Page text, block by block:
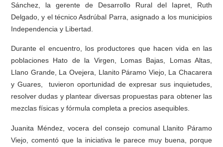
Sánchez, la gerente de Desarrollo Rural del Iapret, Ruth
Delgado, y el técnico Asdrúbal Parra, asignado a los municipios
Independencia y Libertad.
Durante el encuentro, los productores que hacen vida en las
poblaciones Hato de la Virgen, Lomas Bajas, Lomas Altas,
Llano Grande, La Ovejera, Llanito Páramo Viejo, La Chacarera
y Guares, tuvieron oportunidad de expresar sus inquietudes,
resolver dudas y plantear diversas propuestas para obtener las
mezclas físicas y fórmula completa a precios asequibles.
Juanita Méndez, vocera del consejo comunal Llanito Páramo
Viejo, comentó que la iniciativa le parece muy buena, porque